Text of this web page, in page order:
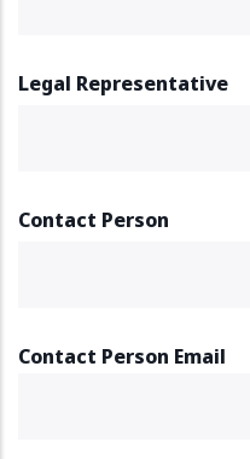
Legal Representative
Contact Person
Contact Person Email